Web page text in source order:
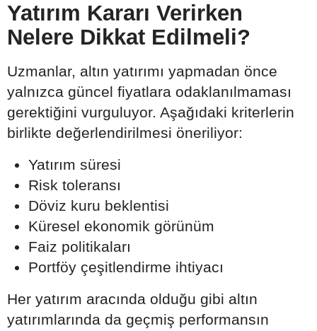
Yatırım Kararı Verirken
Nelere Dikkat Edilmeli?
Uzmanlar, altın yatırımı yapmadan önce
yalnızca güncel fiyatlara odaklanılmaması
gerektiğini vurguluyor. Aşağıdaki kriterlerin
birlikte değerlendirilmesi öneriliyor:
Yatırım süresi
Risk toleransı
Döviz kuru beklentisi
Küresel ekonomik görünüm
Faiz politikaları
Portföy çeşitlendirme ihtiyacı
Her yatırım aracında olduğu gibi altın
yatırımlarında da geçmiş performansın